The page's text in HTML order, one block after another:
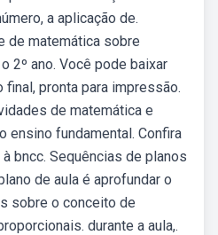
a aplicação de.
de matemática sobre
2º ano. Você pode baixar
pronta para impressão.
de matemática e
ensino fundamental. Confira
bncc. Sequências de planos
de aula é aprofundar o
sobre o conceito de
durante a aula,.